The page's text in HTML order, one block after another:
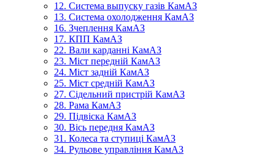
12. Система выпуску газів КамАЗ
13. Система охолодження КамАЗ
16. Зчеплення КамАЗ
17. КПП КамАЗ
22. Вали карданні КамАЗ
23. Міст передній КамАЗ
24. Міст задній КамАЗ
25. Міст средній КамАЗ
27. Сідельний пристрій КамАЗ
28. Рама КамАЗ
29. Підвіска КамАЗ
30. Вісь передня КамАЗ
31. Колеса та ступиці КамАЗ
34. Рульове управління КамАЗ